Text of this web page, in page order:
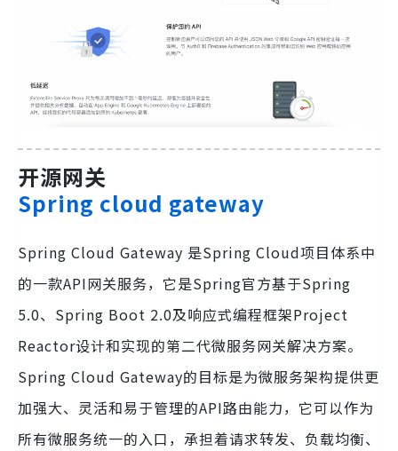
开源网关
Spring cloud gateway
Spring Cloud Gateway 是Spring Cloud项目体系中
的一款API网关服务，它是Spring官方基于Spring
5.0、Spring Boot 2.0及响应式编程框架Project
Reactor设计和实现的第二代微服务网关解决方案。
Spring Cloud Gateway的目标是为微服务架构提供更
加强大、灵活和易于管理的API路由能力，它可以作为
所有微服务统一的入口，承担着请求转发、负载均衡、